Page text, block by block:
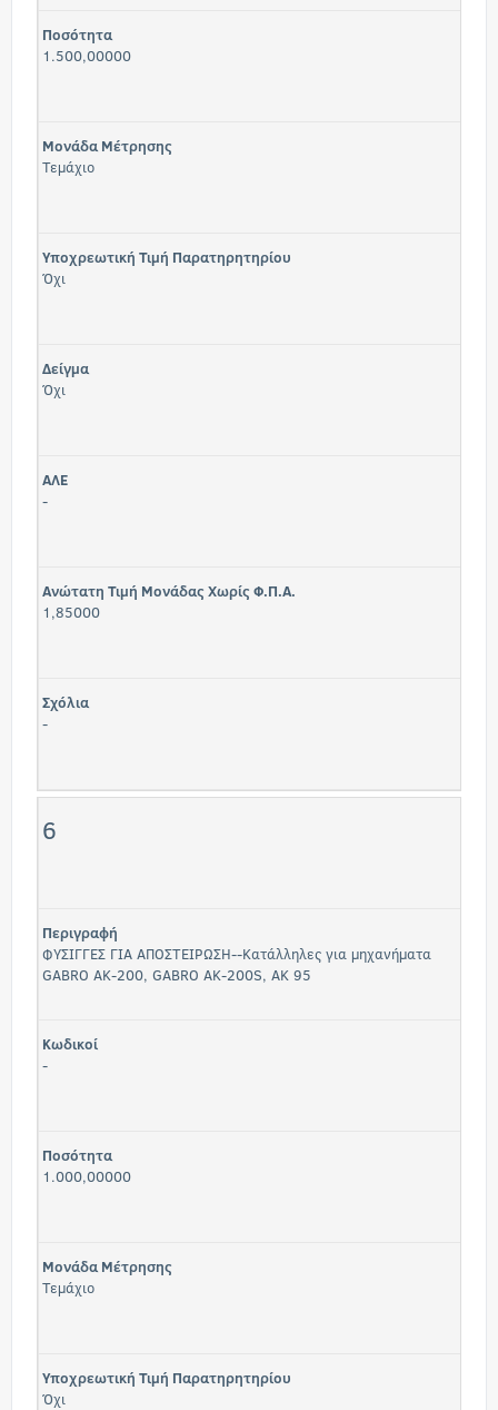
Ποσότητα
1.500,00000
Μονάδα Μέτρησης
Τεμάχιο
Υποχρεωτική Τιμή Παρατηρητηρίου
Όχι
Δείγμα
Όχι
ΑΛΕ
-
Ανώτατη Τιμή Μονάδας Χωρίς Φ.Π.Α.
1,85000
Σχόλια
-
6
Περιγραφή
ΦΥΣΙΓΓΕΣ ΓΙΑ ΑΠΟΣΤΕΙΡΩΣΗ--Κατάλληλες για μηχανήματα
GABRO AK-200, GABRO AK-200S, AK 95
Κωδικοί
-
Ποσότητα
1.000,00000
Μονάδα Μέτρησης
Τεμάχιο
Υποχρεωτική Τιμή Παρατηρητηρίου
Όχι